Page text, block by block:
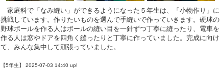
家庭科で「なみ縫い」ができるようになった５年生は、「小物作り」に
挑戦しています。作りたいものを選んで手縫いで作っていきます。硬球の
野球ボールを作る人はボールの縫い目を一針ずつ丁寧に縫ったり、電車を
作る人は窓やドアを四角く縫ったりと丁寧に作っていました。完成に向け
て、みんな集中して頑張っていました。
【5年生】 2025-07-03 14:40 up!